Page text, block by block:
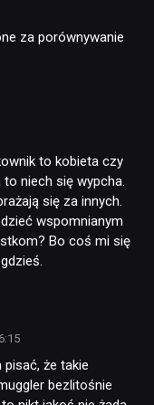
za porównywanie
to kobieta czy
niech się wypcha.
się za innych.
wspomnianym
Bo coś mi się
pisać, że takie
bezlitośnie